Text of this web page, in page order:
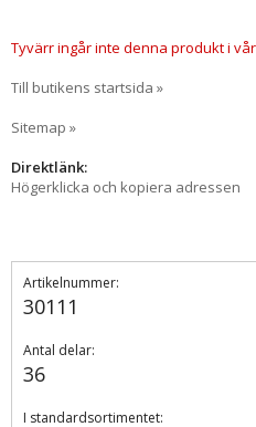
Tyvärr ingår inte denna produkt i
Till butikens startsida »
Sitemap »
Direktlänk:
Högerklicka och kopiera adressen
Artikelnummer:
30111
Antal delar:
36
I standardsortimentet: